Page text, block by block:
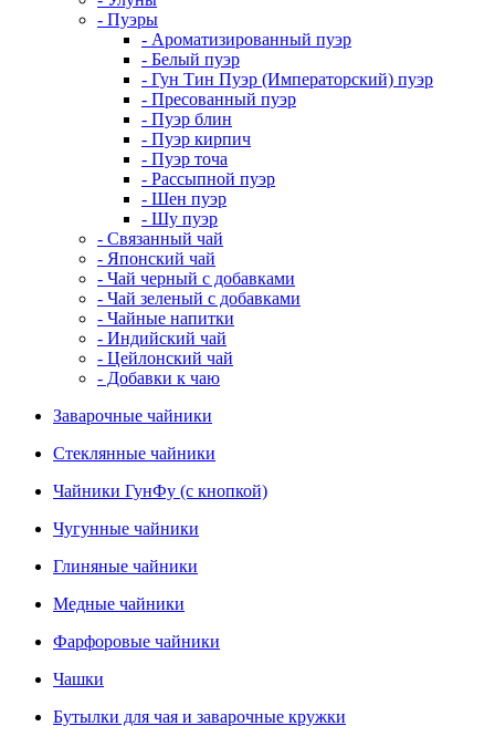
- Пуэры
- Ароматизированный пуэр
- Белый пуэр
- Гун Тин Пуэр (Императорский) пуэр
- Пресованный пуэр
- Пуэр блин
- Пуэр кирпич
- Пуэр точа
- Рассыпной пуэр
- Шен пуэр
- Шу пуэр
- Связанный чай
- Японский чай
- Чай черный с добавками
- Чай зеленый с добавками
- Чайные напитки
- Индийский чай
- Цейлонский чай
- Добавки к чаю
Заварочные чайники
Стеклянные чайники
Чайники ГунФу (с кнопкой)
Чугунные чайники
Глиняные чайники
Медные чайники
Фарфоровые чайники
Чашки
Бутылки для чая и заварочные кружки